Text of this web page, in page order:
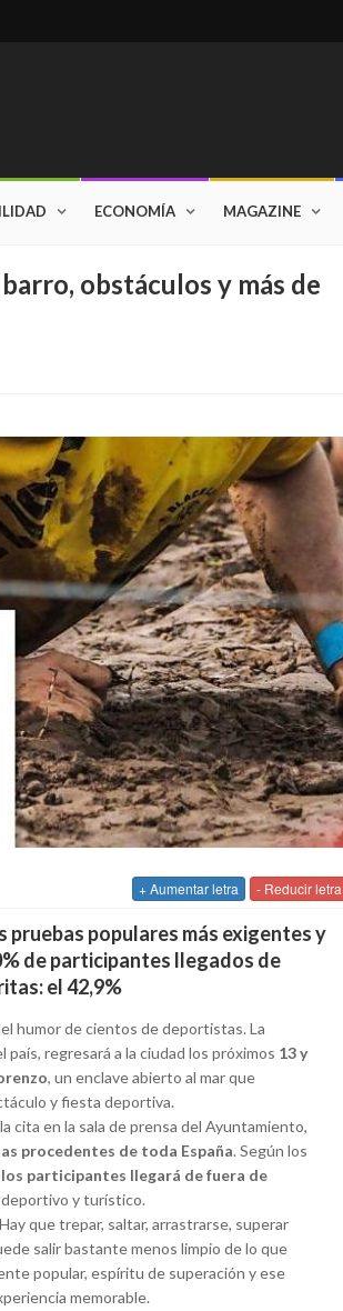
ECONOMÍA MAGAZINE
obstáculos y más de
+ Aumentar letra - Reducir letra
pruebas populares más exigentes y
de participantes llegados de
el 42,9%
humor de cientos de deportistas. La
regresará a la ciudad los próximos 13 y
, un enclave abierto al mar que
y fiesta deportiva.
cita en la sala de prensa del Ayuntamiento,
procedentes de toda España. Según los
los participantes llegará de fuera de
deportivo y turístico.
que trepar, saltar, arrastrarse, superar
salir bastante menos limpio de lo que
popular, espíritu de superación y ese
memorable.